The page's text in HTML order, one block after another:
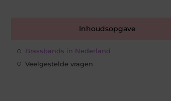
Inhoudsopgave
Brassbands in Nederland
Veelgestelde vragen